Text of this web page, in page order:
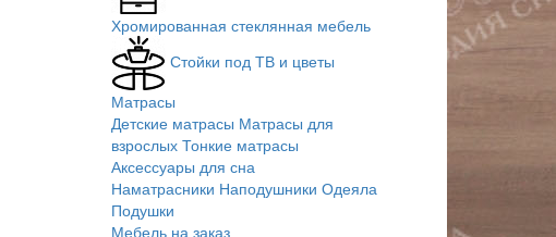
Хромированная стеклянная мебель
Стойки под ТВ и цветы
Матрасы
Детские матрасы Матрасы для
взрослых Тонкие матрасы
Аксессуары для сна
Наматрасники Наподушники Одеяла
Подушки
Мебель на заказ